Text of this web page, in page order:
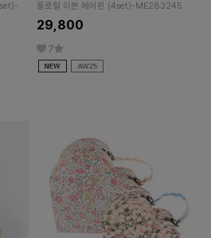
플로럴 리본 헤어핀 (4set)-ME283245
29,800
7